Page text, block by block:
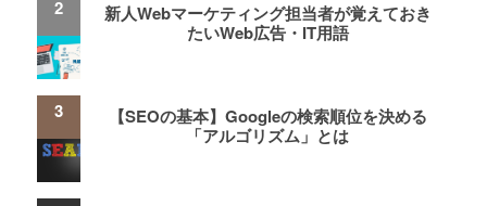
新人Webマーケティング担当者が覚えておき
たいWeb広告・IT用語
【SEOの基本】Googleの検索順位を決める
「アルゴリズム」とは